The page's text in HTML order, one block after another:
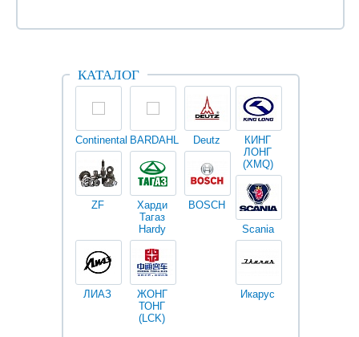
КАТАЛОГ
Continental BARDAHL Deutz
ZF
Харди
Тагаз
Hardy
BOSCH
ЛИАЗ
ЖОНГ
ТОНГ
(LCK)
КИНГ
ЛОНГ
(XMQ)
Scania
Икарус